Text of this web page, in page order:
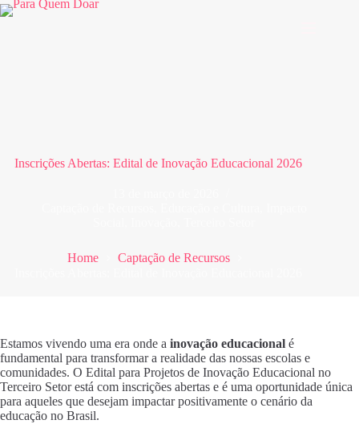
Pular
para
Inscrições Abertas: Edital de Inovação Educacional 2026
Home
Captação de Recursos
Estamos vivendo uma era onde a inovação educacional é
fundamental para transformar a realidade das nossas escolas e
comunidades. O Edital para Projetos de Inovação Educacional no
Terceiro Setor está com inscrições abertas e é uma oportunidade única
para aqueles que desejam impactar positivamente o cenário da
educação no Brasil.